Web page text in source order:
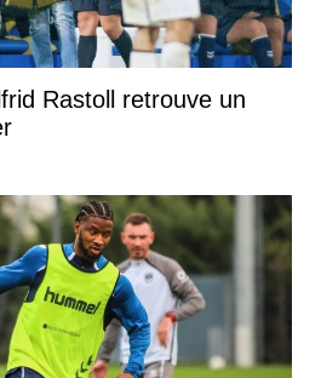
Rastoll retrouve un